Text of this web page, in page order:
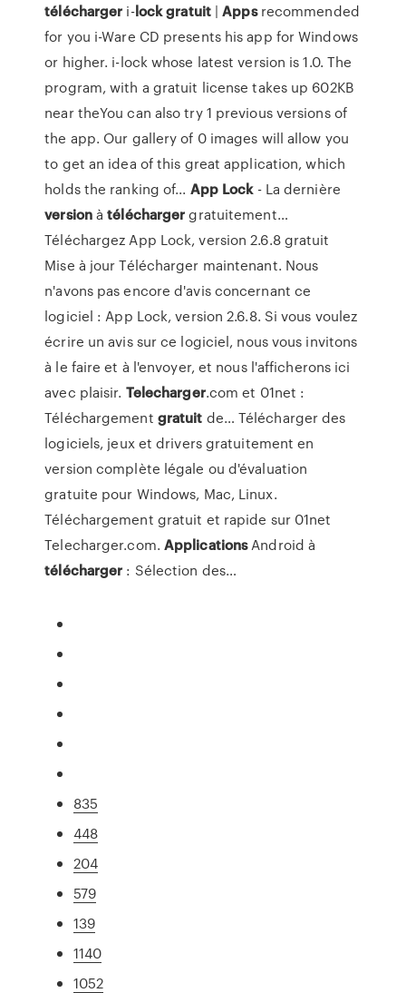
télécharger i-lockgratuit|Appsrecommended
for you i-Ware CD presents his app for Windows
or higher. i-lock whose latest version is 1.0. The
program, with a gratuit license takes up 602KB
near theYou can also try 1 previous versions of
the app. Our gallery of 0 images will allow you
to get an idea of this great application, which
holds the ranking of... App Lock- La dernière
versionàtéléchargergratuitement…
Téléchargez App Lock, version 2.6.8 gratuit
Mise à jour Télécharger maintenant. Nous
n'avons pas encore d'avis concernant ce
logiciel : App Lock, version 2.6.8. Si vous voulez
écrire un avis sur ce logiciel, nous vous invitons
à le faire et à l'envoyer, et nous l'afficherons ici
avec plaisir. Telecharger.com et 01net :
Téléchargement gratuit de… Télécharger des
logiciels, jeux et drivers gratuitement en
version complète légale ou d'évaluation
gratuite pour Windows, Mac, Linux.
Téléchargement gratuit et rapide sur 01net
Telecharger.com. ApplicationsAndroid à
télécharger : Sélection des…
835
448
204
579
139
1140
1052